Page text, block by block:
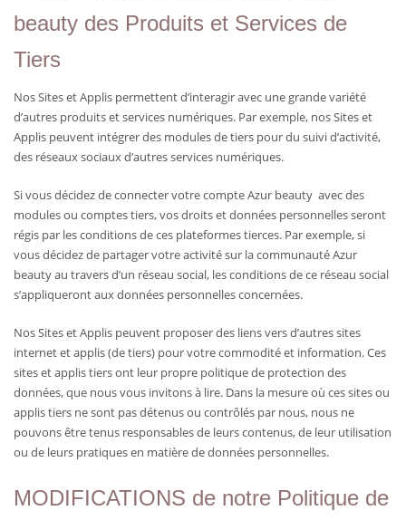
beauty des Produits et Services de
Tiers
Nos Sites et Applis permettent d’interagir avec une grande variété
d’autres produits et services numériques. Par exemple, nos Sites et
Applis peuvent intégrer des modules de tiers pour du suivi d’activité,
des réseaux sociaux d’autres services numériques.
Si vous décidez de connecter votre compte Azur beauty avec des
modules ou comptes tiers, vos droits et données personnelles seront
régis par les conditions de ces plateformes tierces. Par exemple, si
vous décidez de partager votre activité sur la communauté Azur
beauty au travers d’un réseau social, les conditions de ce réseau social
s’appliqueront aux données personnelles concernées.
Nos Sites et Applis peuvent proposer des liens vers d’autres sites
internet et applis (de tiers) pour votre commodité et information. Ces
sites et applis tiers ont leur propre politique de protection des
données, que nous vous invitons à lire. Dans la mesure où ces sites ou
applis tiers ne sont pas détenus ou contrôlés par nous, nous ne
pouvons être tenus responsables de leurs contenus, de leur utilisation
ou de leurs pratiques en matière de données personnelles.
MODIFICATIONS de notre Politique de